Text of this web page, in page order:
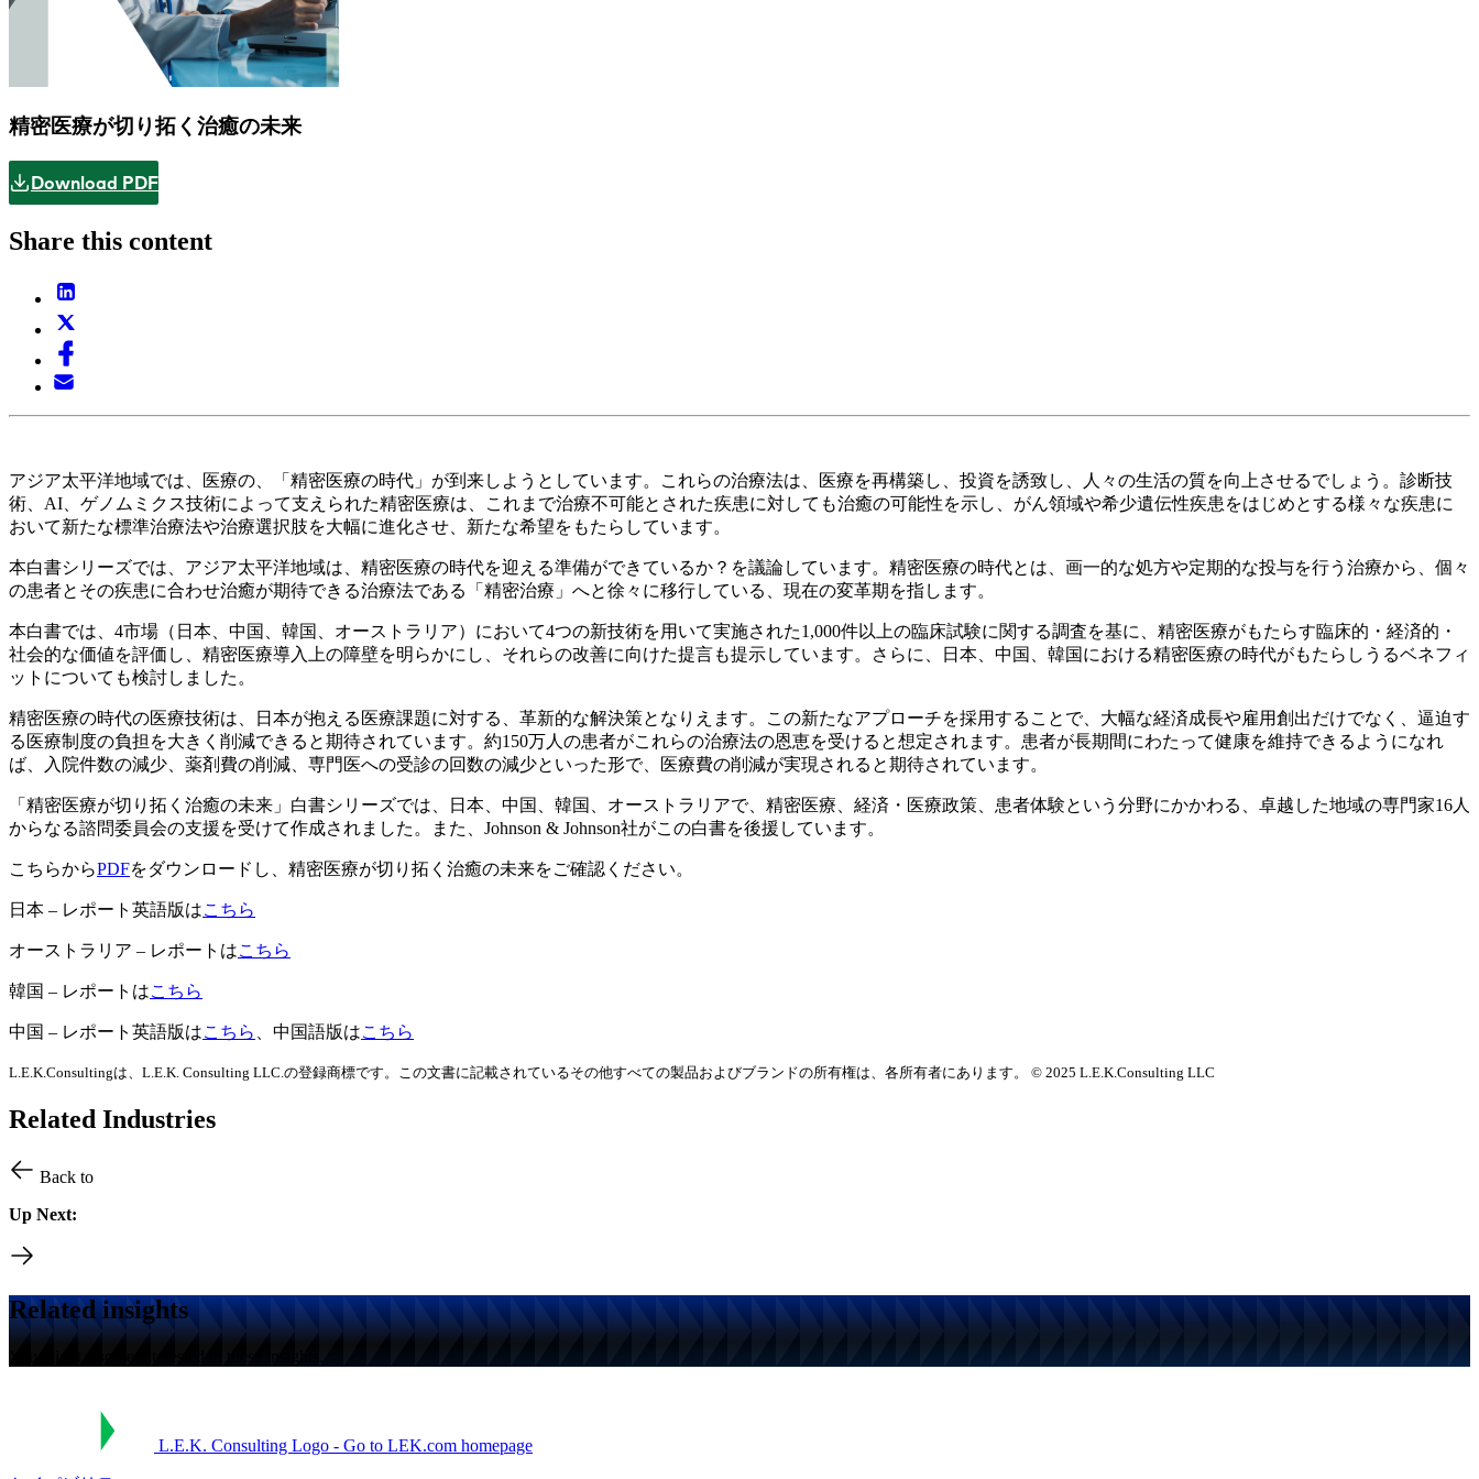
精密医療が切り拓く治癒の未来
Download PDF
Share this content
アジア太平洋地域では、医療の、「精密医療の時代」が到来しようとしています。これらの治療法は、医療を再構築し、投資を誘致し、人々の生活の質を向上させるでしょう。診断技
術、AI、ゲノムミクス技術によって支えられた精密医療は、これまで治療不可能とされた疾患に対しても治癒の可能性を示し、がん領域や希少遺伝性疾患をはじめとする様々な疾患に
おいて新たな標準治療法や治療選択肢を大幅に進化させ、新たな希望をもたらしています。
本白書シリーズでは、アジア太平洋地域は、精密医療の時代を迎える準備ができているか？を議論しています。精密医療の時代とは、画一的な処方や定期的な投与を行う治療から、個々
の患者とその疾患に合わせ治癒が期待できる治療法である「精密治療」へと徐々に移行している、現在の変革期を指します。
本白書では、4市場（日本、中国、韓国、オーストラリア）において4つの新技術を用いて実施された1,000件以上の臨床試験に関する調査を基に、精密医療がもたらす臨床的・経済的・
社会的な価値を評価し、精密医療導入上の障壁を明らかにし、それらの改善に向けた提言も提示しています。さらに、日本、中国、韓国における精密医療の時代がもたらしうるベネフィ
ットについても検討しました。
精密医療の時代の医療技術は、日本が抱える医療課題に対する、革新的な解決策となりえます。この新たなアプローチを採用することで、大幅な経済成長や雇用創出だけでなく、逼迫す
る医療制度の負担を大きく削減できると期待されています。約150万人の患者がこれらの治療法の恩恵を受けると想定されます。患者が長期間にわたって健康を維持できるようになれ
ば、入院件数の減少、薬剤費の削減、専門医への受診の回数の減少といった形で、医療費の削減が実現されると期待されています。
「精密医療が切り拓く治癒の未来」白書シリーズでは、日本、中国、韓国、オーストラリアで、精密医療、経済・医療政策、患者体験という分野にかかわる、卓越した地域の専門家16人
からなる諮問委員会の支援を受けて作成されました。また、Johnson & Johnson社がこの白書を後援しています。
こちらからPDFをダウンロードし、精密医療が切り拓く治癒の未来をご確認ください。
日本 – レポート英語版はこちら
オーストラリア – レポートはこちら
韓国 – レポートはこちら
中国 – レポート英語版はこちら 、中国語版はこちら
L.E.K.Consultingは、L.E.K. Consulting LLC.の登録商標です。この文書に記載されているその他すべての製品およびブランドの所有権は、各所有者にあります。 © 2025 L.E.K.Consulting LLC
Related Industries
Back to
Up Next:
Related insights
L.E.K. Consulting Logo - Go to LEK.com homepage